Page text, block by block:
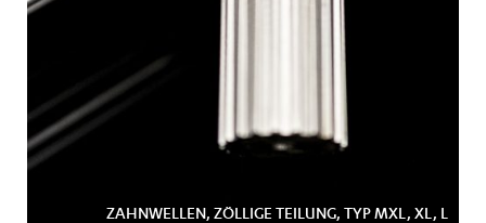
ZAHNWELLEN, ZÖLLIGE TEILUNG, TYP MXL, XL, L